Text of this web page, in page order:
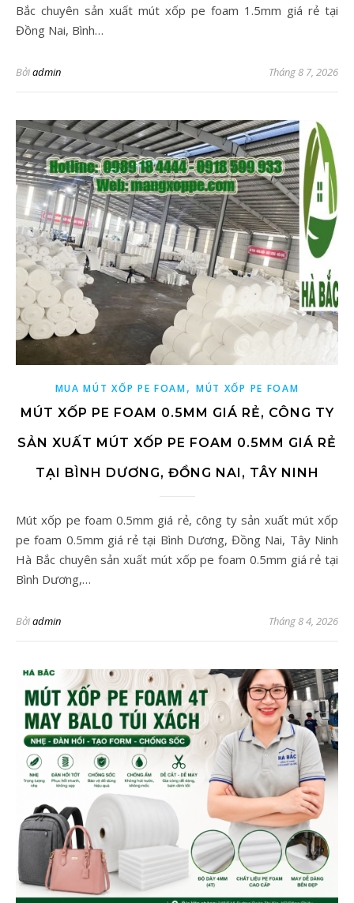
Bắc chuyên sản xuất mút xốp pe foam 1.5mm giá rẻ tại
Đồng Nai, Bình…
Bởiadmin Tháng 8 7, 2026
MUA MÚT XỐP PE FOAM, MÚT XỐP PE FOAM
MÚT XỐP PE FOAM 0.5MM GIÁ RẺ, CÔNG TY
SẢN XUẤT MÚT XỐP PE FOAM 0.5MM GIÁ RẺ
TẠI BÌNH DƯƠNG, ĐỒNG NAI, TÂY NINH
Mút xốp pe foam 0.5mm giá rẻ, công ty sản xuất mút xốp
pe foam 0.5mm giá rẻ tại Bình Dương, Đồng Nai, Tây Ninh
Hà Bắc chuyên sản xuất mút xốp pe foam 0.5mm giá rẻ tại
Bình Dương,…
Bởiadmin Tháng 8 4, 2026